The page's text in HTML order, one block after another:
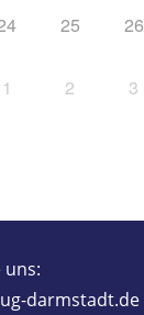
25 26
1 2 3
uns:
darmstadt.de